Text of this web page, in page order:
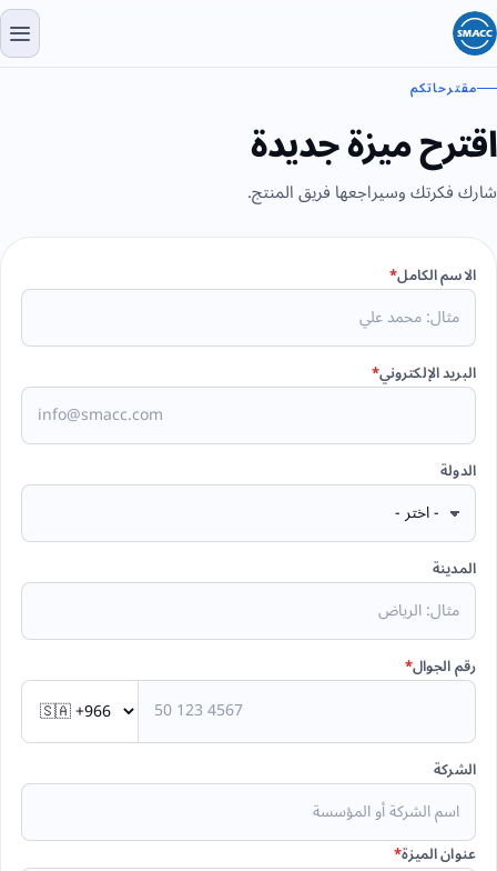
مقترحاتكم
اقترح ميزة جديدة
شارك فكرتك وسيراجعها فريق المنتج.
الاسم الكامل*
البريد الإلكتروني*
الدولة
المدينة
رقم الجوال*
الشركة
عنوان الميزة*